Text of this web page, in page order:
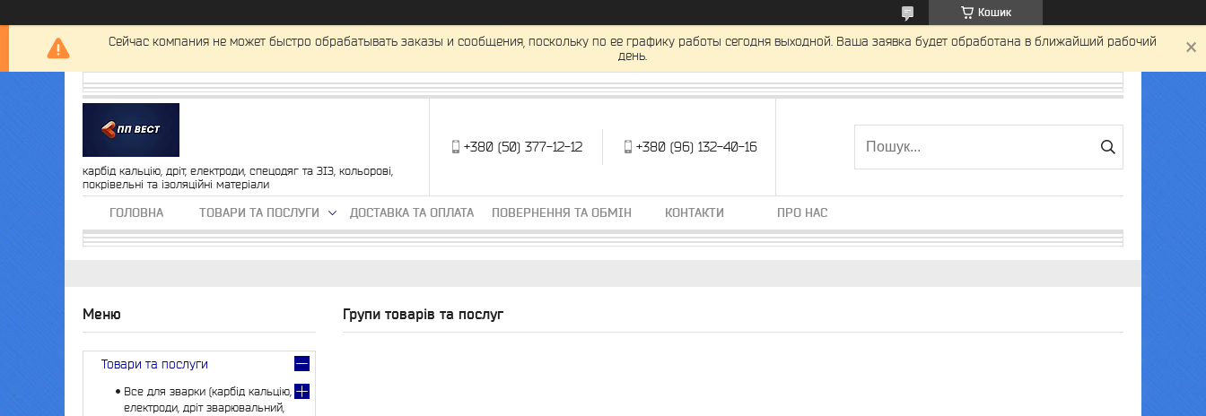
Кошик
Сейчас компания не может быстро обрабатывать заказы и сообщения, поскольку по ее графику работы сегодня выходной. Ваша заявка будет обработана в ближайший рабочий
день.
карбід кальцію, дріт, електроди, спецодяг та ЗІЗ, кольорові,
покрівельні та ізоляційні матеріали
+380 (50) 377-12-12 +380 (96) 132-40-16
ГОЛОВНА ТОВАРИ ТА ПОСЛУГИ ДОСТАВКА ТА ОПЛАТА ПОВЕРНЕННЯ ТА ОБМІН КОНТАКТИ ПРО НАС
Групи товарів та послуг
Товари та послуги
Все для зварки (карбід кальцію,
електроди, дріт зварювальний,